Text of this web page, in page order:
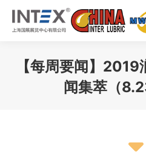
【每周要闻】
闻集萃（